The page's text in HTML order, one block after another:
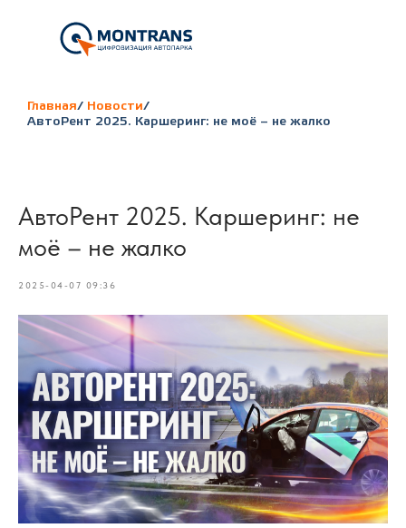
Главная/ Новости/
АвтоРент 2025. Каршеринг: не моё – не жалко
АвтоРент 2025. Каршеринг: не
моё – не жалко
2025-04-07 09:36